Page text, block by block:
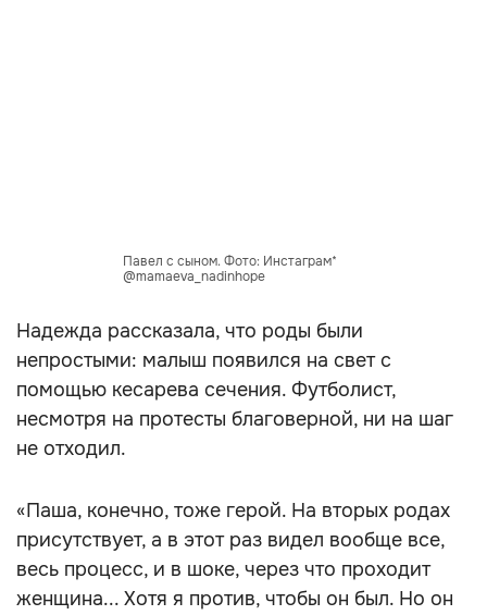
Павел с сыном. Фото: Инстаграм*
@mamaeva_nadinhope
Надежда рассказала, что роды были
непростыми: малыш появился на свет с
помощью кесарева сечения. Футболист,
несмотря на протесты благоверной, ни на шаг
не отходил.
«Паша, конечно, тоже герой. На вторых родах
присутствует, а в этот раз видел вообще все,
весь процесс, и в шоке, через что проходит
женщина... Хотя я против, чтобы он был. Но он